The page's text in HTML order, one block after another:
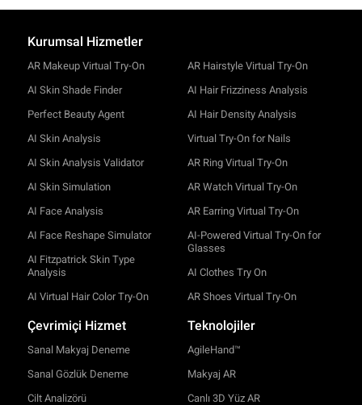
Kurumsal Hizmetler
AR Makeup Virtual Try-On
AI Skin Shade Finder
Perfect Beauty Agent
AI Skin Analysis
AI Skin Analysis Validator
AI Skin Simulation
AI Face Analysis
AI Face Reshape Simulator
AI Fitzpatrick Skin Type
Analysis
AI Virtual Hair Color Try-On
AR Hairstyle Virtual Try-On
AI Hair Frizziness Analysis
AI Hair Density Analysis
Virtual Try-On for Nails
AR Ring Virtual Try-On
AR Watch Virtual Try-On
AR Earring Virtual Try-On
AI-Powered Virtual Try-On for
Glasses
AI Clothes Try On
AR Shoes Virtual Try-On
Çevrimiçi Hizmet
Sanal Makyaj Deneme
Sanal Gözlük Deneme
Cilt Analizörü
Teknolojiler
AgileHand™
Makyaj AR
Canlı 3D Yüz AR